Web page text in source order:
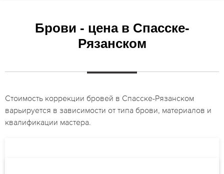
Брови - цена в Спасске-
Рязанском
Стоимость коррекции бровей в Спасске-Рязанском
варьируется в зависимости от типа брови, материалов и
квалификации мастера.